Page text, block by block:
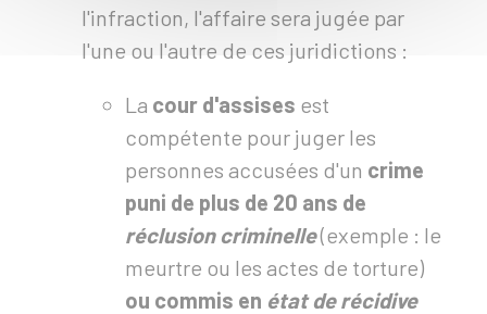
l'infraction, l'affaire sera jugée par
l'une ou l'autre de ces juridictions :
La cour d'assises est
compétente pour juger les
personnes accusées d'un crime
puni de plus de 20 ans de
réclusion criminelle(exemple : le
meurtre ou les actes de torture)
ou commis en état de récidive